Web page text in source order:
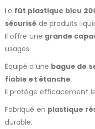
Le fût plastique bleu
sécurisé de produits
Il offre une grande
usages.
Équipé d’une bague de
fiable et étanche.
Il protège efficacement
Fabriqué en plastique
durable.